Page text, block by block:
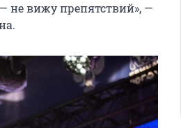
не вижу препятствий», —